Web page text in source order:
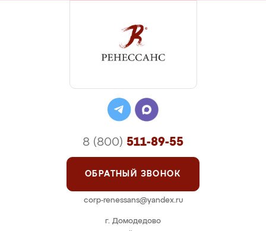
г. Домодедово
8 (800) 511-89-55
ОБРАТНЫЙ ЗВОНОК
corp-renessans@yandex.ru